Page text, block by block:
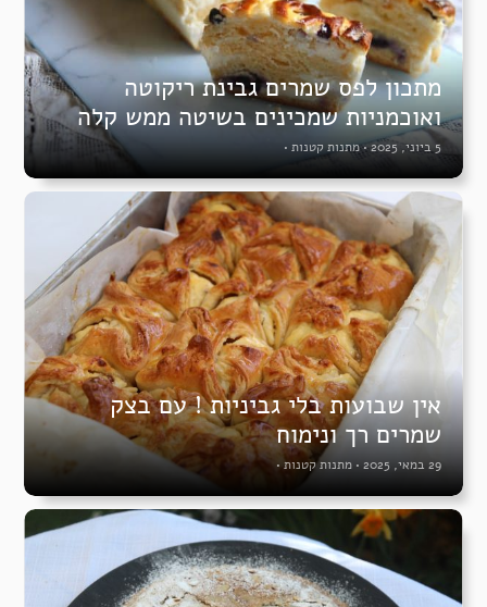
מתכון לפס שמרים גבינת ריקוטה
ואוכמניות שמכינים בשיטה ממש קלה
5 ביוני, 2025 •מתנות קטנות •
אין שבועות בלי גביניות ! עם בצק
שמרים רך ונימוח
29 במאי, 2025 • מתנות קטנות •